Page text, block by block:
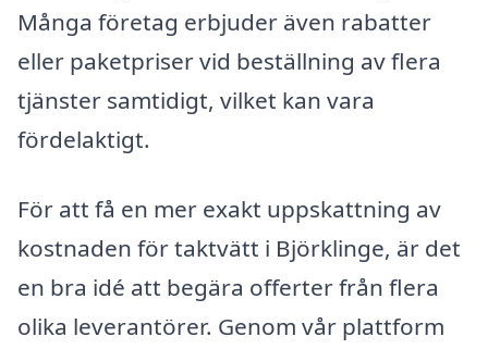
Många företag erbjuder även rabatter
eller paketpriser vid beställning av flera
tjänster samtidigt, vilket kan vara
fördelaktigt.
För att få en mer exakt uppskattning av
kostnaden för taktvätt i Björklinge, är det
en bra idé att begära offerter från flera
olika leverantörer. Genom vår plattform